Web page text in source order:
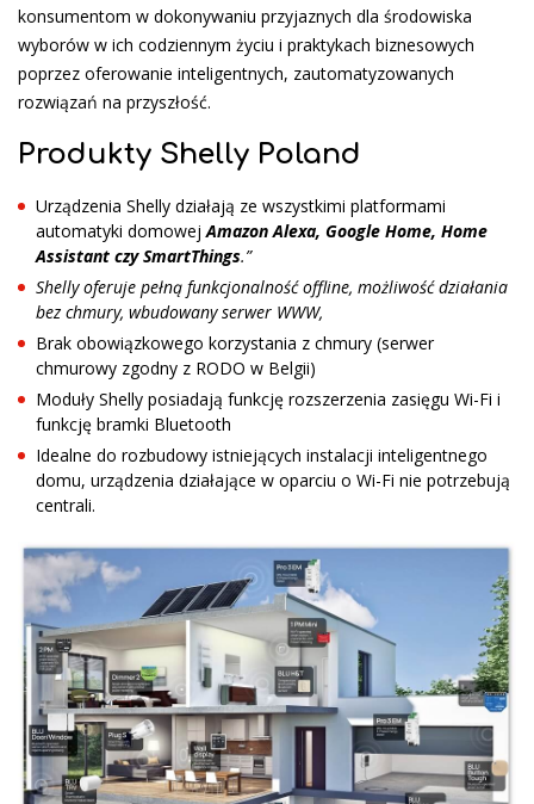
konsumentom w dokonywaniu przyjaznych dla środowiska
wyborów w ich codziennym życiu i praktykach biznesowych
poprzez oferowanie inteligentnych, zautomatyzowanych
rozwiązań na przyszłość.
Produkty Shelly Poland
Urządzenia Shelly działają ze wszystkimi platformami
automatyki domowejAmazon Alexa, Google Home, Home
Assistant czy SmartThings.”
Shelly oferuje pełną funkcjonalność offline, możliwość działania
bez chmury, wbudowany serwer WWW,
Brak obowiązkowego korzystania z chmury (serwer
chmurowy zgodny z RODO w Belgii)
Moduły Shelly posiadają funkcję rozszerzenia zasięgu Wi-Fi i
funkcję bramki Bluetooth
Idealne do rozbudowy istniejących instalacji inteligentnego
domu, urządzenia działające w oparciu o Wi-Fi nie potrzebują
centrali.